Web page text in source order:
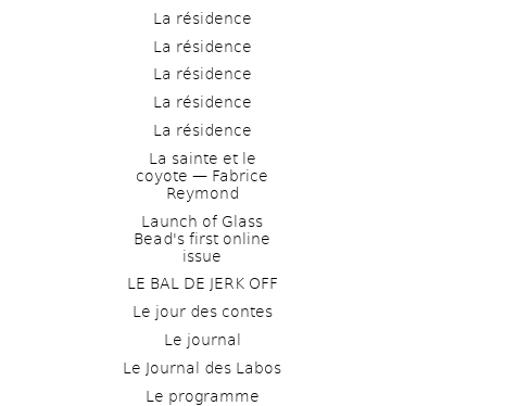
La résidence
La résidence
La résidence
La résidence
La résidence
La sainte et le
coyote — Fabrice
Reymond
Launch of Glass
Bead's first online
issue
LE BAL DE JERK OFF
Le jour des contes
Le journal
Le Journal des Labos
Le programme